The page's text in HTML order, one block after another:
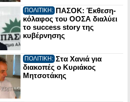
ΠΟΛΙΤΙΚΗ: ΠΑΣΟΚ: Έκθεση-
κόλαφος του ΟΟΣΑ διαλύει
το success story της
κυβέρνησης
ΠΟΛΙΤΙΚΗ: Στα Χανιά για
διακοπές ο Κυριάκος
Μητσοτάκης